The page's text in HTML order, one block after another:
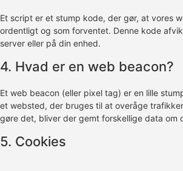
Et script er et stump kode, der gør, at vores
ordentligt og som forventet. Denne kode
server eller på din enhed.
4. Hvad er en web beacon?
Et web beacon (eller pixel tag) er en lille
et websted, der bruges til at overåge
gøre det, bliver der gemt forskellige data om
5. Cookies